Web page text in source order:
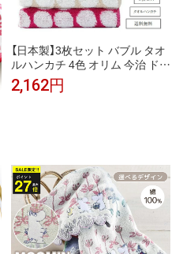
【日本製】3枚セット バブル タオ
ルハンカチ 4色 オリム 今治 ドッ
ト柄 水玉 ジャガード織り タオ
ル たおる ハンカチ はんかち コ
ギフト
2,162円